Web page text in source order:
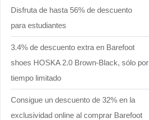
Disfruta de hasta 56% de descuento
para estudiantes
3.4% de descuento extra en Barefoot
shoes HOSKA 2.0 Brown-Black, sólo por
tiempo limitado
Consigue un descuento de 32% en la
exclusividad online al comprar Barefoot